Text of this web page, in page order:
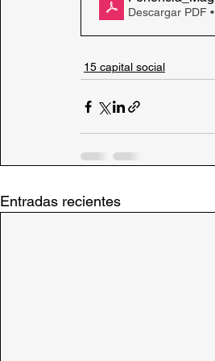
Descargar PDF
15 capital social
Entradas recientes